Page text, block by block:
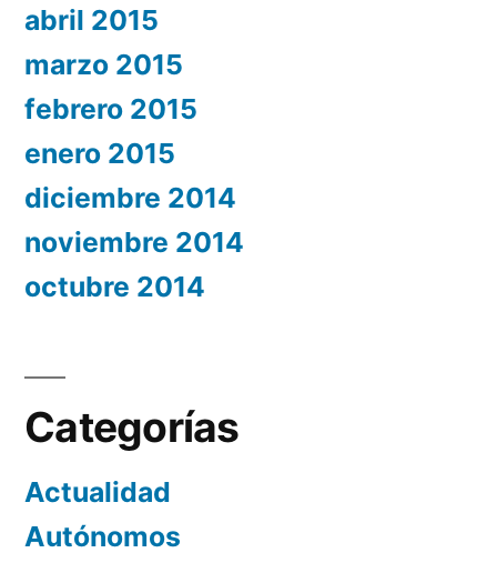
abril 2015
marzo 2015
febrero 2015
enero 2015
diciembre 2014
noviembre 2014
octubre 2014
Categorías
Actualidad
Autónomos